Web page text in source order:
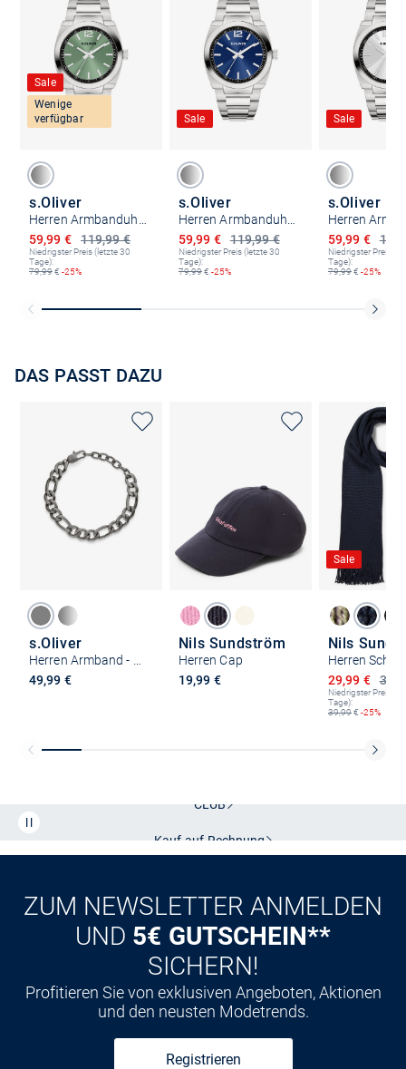
Sale
Wenige
verfügbar
s.Oliver
119,99 €
Ermäßigter Preis
59,99 €
Niedrigster Preis (letzte 30
Tage):
79,99€ -25%
Sale
s.Oliver
119,99 €
Ermäßigter Preis
59,99 €
Niedrigster Preis (letzte 30
Tage):
79,99€ -25%
Sale
s.Oliver
Ermäßigter
59,99 €
Niedrigster Preis
Tage):
79,99€ -25%
DAS PASST DAZU
s.Oliver
Herren Armband - Chunky
49,99 €
Nils Sundström
Herren Cap
19,99 €
Sale
Nils
Herren Schal
Ermäßigter
29,99 €
Niedrigster Preis
Tage):
39,99€ -25%
CLUB
Kauf auf Rechnung
ZUM NEWSLETTER ANMELDEN
UND 5€ GUTSCHEIN**
SICHERN!
Profitieren Sie von exklusiven Angeboten, Aktionen
und den neusten Modetrends.
Registrieren